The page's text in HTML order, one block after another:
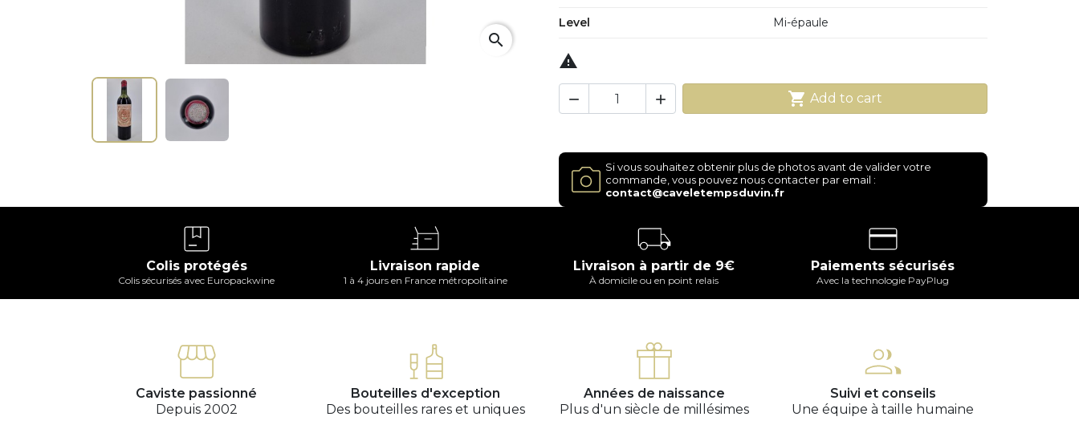
search
Level Mi-épaule

   Add to cart
Si vous souhaitez obtenir plus de photos avant de valider votre
commande, vous pouvez nous contacter par email :
contact@caveletempsduvin.fr
Colis protégés
Colis sécurisés avec Europackwine
Livraison rapide
1 à 4 jours en France métropolitaine
Livraison à partir de 9€
À domicile ou en point relais
Paiements sécurisés
Avec la technologie PayPlug
Caviste passionné
Depuis 2002
Bouteilles d'exception
Des bouteilles rares et uniques
Années de naissance
Plus d'un siècle de millésimes
Suivi et conseils
Une équipe à taille humaine